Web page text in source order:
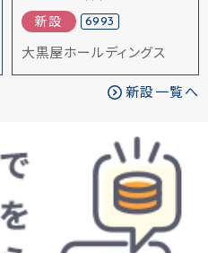
新設 6993
大黒屋ホールディングス
新設一覧へ